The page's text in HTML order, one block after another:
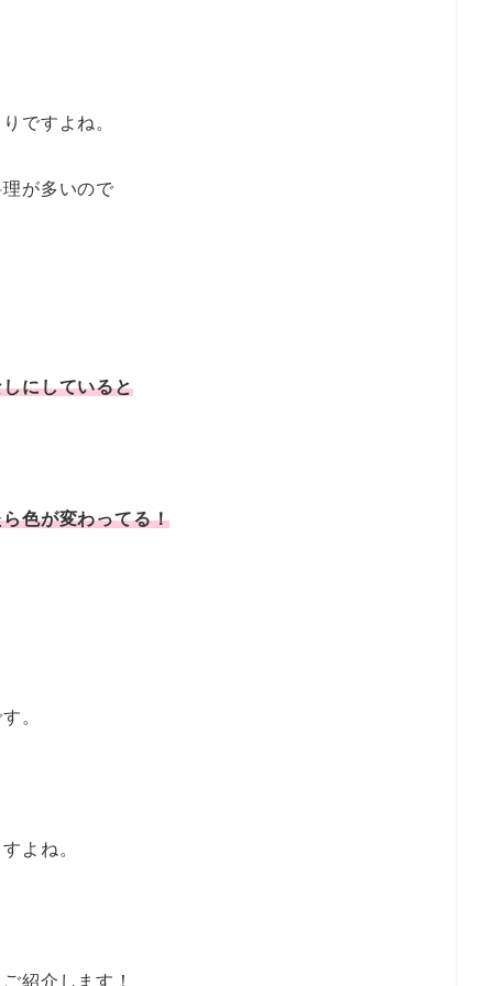
ですよね。
が多いので
にしていると
色が変わってる！
。
よね。
紹介します！